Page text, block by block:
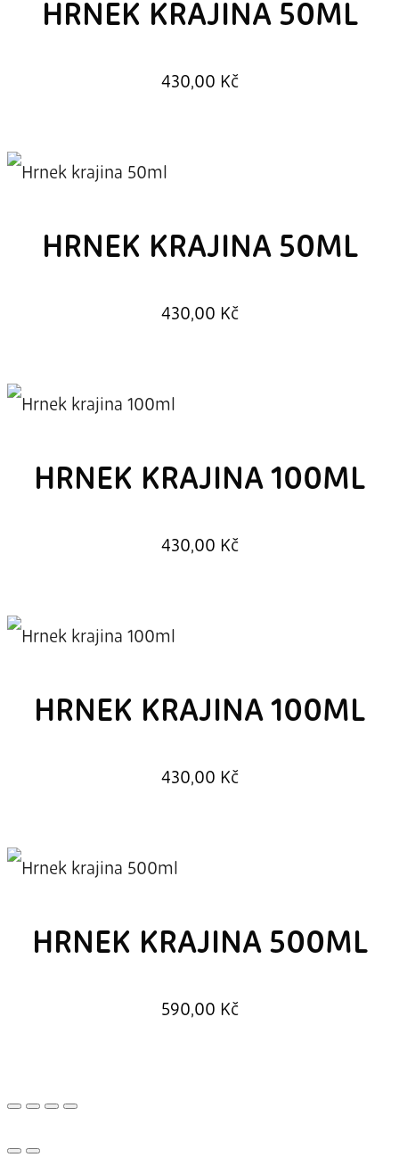
HRNEK KRAJINA 50ML
430,00 Kč
HRNEK KRAJINA 50ML
430,00 Kč
HRNEK KRAJINA 100ML
430,00 Kč
HRNEK KRAJINA 100ML
430,00 Kč
HRNEK KRAJINA 500ML
590,00 Kč